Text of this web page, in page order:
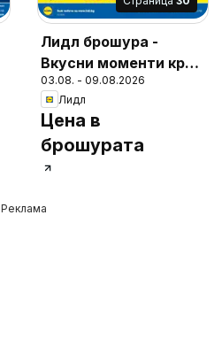
Лидл брошура -
Вкусни моменти край
грила
03.08. - 09.08.2026
Лидл
Цена в
брошурата
Реклама